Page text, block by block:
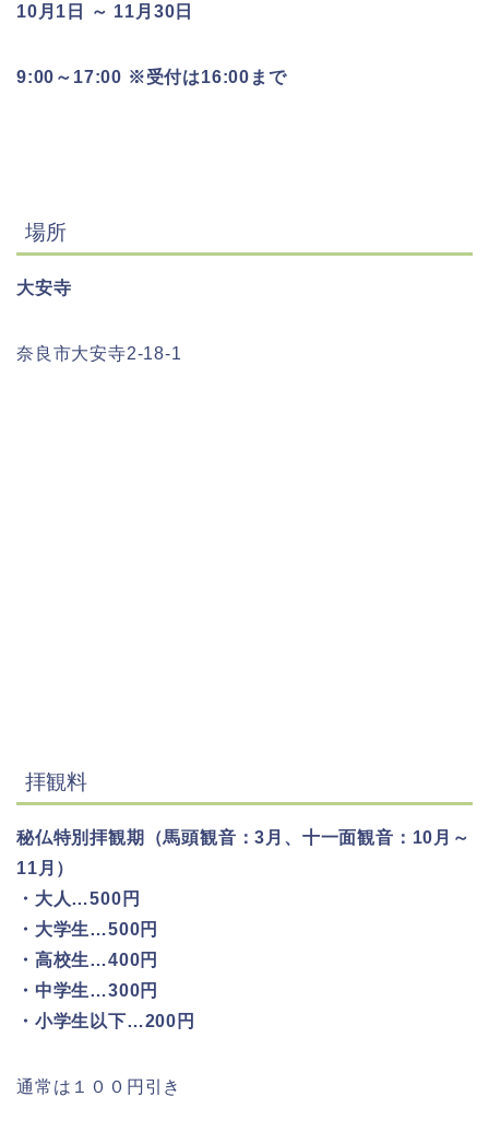
10月1日 ～ 11月30日
9:00～17:00 ※受付は16:00まで
場所
大安寺
奈良市大安寺2-18-1
拝観料
秘仏特別拝観期（馬頭観音：3月、十一面観音：10月～
11月）
・大人…500円
・大学生…500円
・高校生…400円
・中学生…300円
・小学生以下…200円
通常は１００円引き